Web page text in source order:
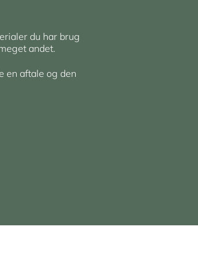
du har brug
andet.
en aftale og den